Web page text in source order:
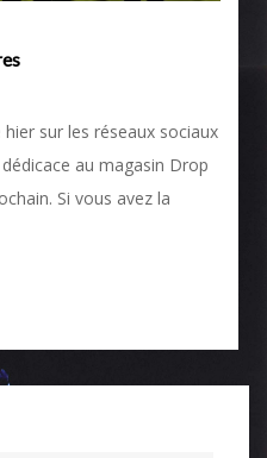
sur les réseaux sociaux
au magasin Drop
Si vous avez la